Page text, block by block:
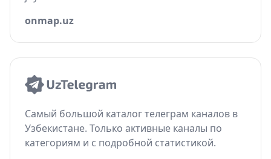
onmap.uz
Самый большой каталог телеграм каналов в
Узбекистане. Только активные каналы по
категориям и с подробной статистикой.